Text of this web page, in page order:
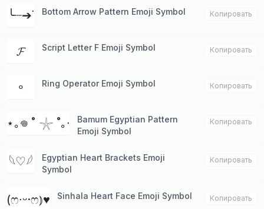
╰┈➔˙ Bottom Arrow Pattern Emoji Symbol Копировать
𝓕 Script Letter F Emoji Symbol Копировать
∘ Ring Operator Emoji Symbol Копировать
⋆｡𖦹 ˚ 𓇼 ˚｡∙
Bamum Egyptian Pattern
Emoji Symbol
Копировать
𓆩♡︎𓆪
Egyptian Heart Brackets Emoji
Symbol
Копировать
(ෆ∙ᵕ·ෆ⦆♥ Sinhala Heart Face Emoji Symbol Копировать